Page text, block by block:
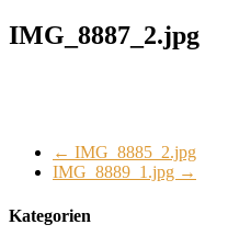
IMG_8887_2.jpg
← IMG_8885_2.jpg
IMG_8889_1.jpg →
Kategorien